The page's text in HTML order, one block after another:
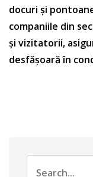
docuri și
companiile din
și vizitatorii,
desfășoară în